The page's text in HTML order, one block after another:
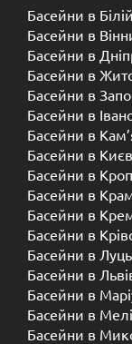
Басейни в
Басейни в
Басейни в
Басейни в
Басейни в
Басейни в
Басейни в
Басейни в
Басейни в
Басейни в
Басейни в
Басейни в
Басейни в
Басейни в
Басейни в
Басейни в
Басейни в